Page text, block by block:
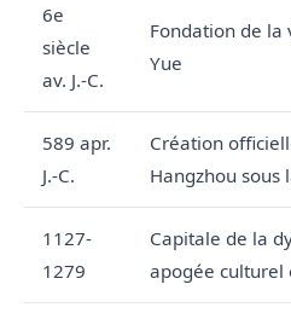
6e
siècle
av. J.-C.
Fondation de la
Yue
589 apr.
J.-C.
Création
Hangzhou sous
1127-
1279
Capitale de la
apogée culturel